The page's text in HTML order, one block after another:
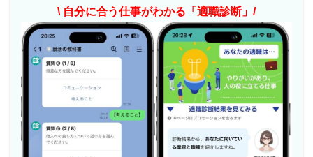
\ 自分に合う仕事がわかる「適職診断」/